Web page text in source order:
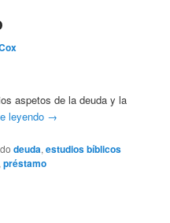
aspetos de la deuda y la
leyendo →
deuda,estudios bíblicos
,préstamo